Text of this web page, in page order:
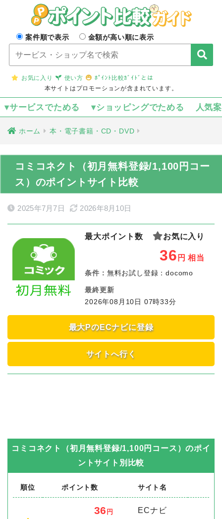
案件順で表示 金額が高い順に表示
お気に入り 使い方
ﾎﾟｲﾝﾄ比較ｶﾞｲﾄﾞとは
本サイトはプロモーションが含まれています。
▾サービスでためる ▾ショッピングでためる 人気
ホーム 本・電子書籍・CD・DVD
コミコネクト（初月無料登録/1,100円コー
ス）のポイントサイト比較
2025年7月7日 2026年8月10日
最大ポイント数 お気に入り
36 円 相当
条件： 無料お試し登録：docomo
最終更新
2026年08月10日 07時33分
最大PのECナビに登録
サイトへ行く
コミコネクト（初月無料登録/1,100円コース）のポイ
ントサイト別比較
順位 ポイント数 サイト名
36 円
ECナビ